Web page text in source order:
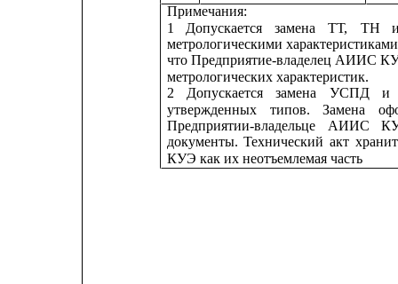
Примечания:
1
Допускается замена ТТ, ТН
метрологическими характеристиками
что Предприятие-владелец АИИС
метрологических характеристик.
2
Допускается замена УСПД
и
утвержденных
типов. Замена
Предприятии-владельце
АИИС
документы. Технический акт
КУЭ как их неотъемлемая часть